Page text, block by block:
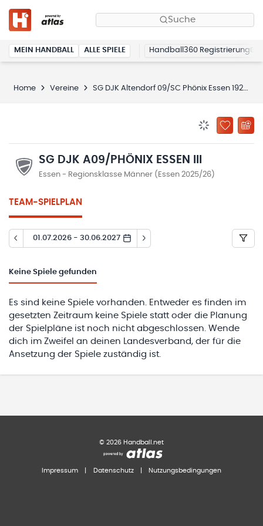
Suche
MEIN HANDBALL ALLE SPIELE Handball360 Registrierung
Home Vereine SG DJK Altendorf 09/SC Phönix Essen 1920
ZU
SG DJK A09/PHÖNIX ESSEN III
Essen - Regionsklasse Männer (Essen 2025/26)
TEAM-SPIELPLAN
01.07.2026 - 30.06.2027
Keine Spiele gefunden
Es sind keine Spiele vorhanden. Entweder es finden im
gesetzten Zeitraum keine Spiele statt oder die Planung
der Spielpläne ist noch nicht abgeschlossen. Wende
dich im Zweifel an deinen Landesverband, der für die
Ansetzung der Spiele zuständig ist.
© 2026 Handball.net
Impressum Datenschutz Nutzungsbedingungen